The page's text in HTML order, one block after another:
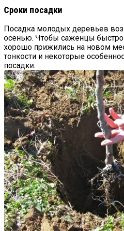
Сроки посадки
Посадка молодых деревьев
осенью. Чтобы саженцы быстро
хорошо прижились на новом
тонкости и некоторые
посадки.